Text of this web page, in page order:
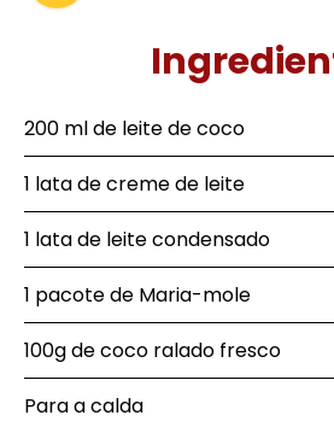
200 ml de leite de coco
1 lata de creme de leite
1 lata de leite condensado
1 pacote de Maria-mole
100g de coco ralado fresco
Para a calda